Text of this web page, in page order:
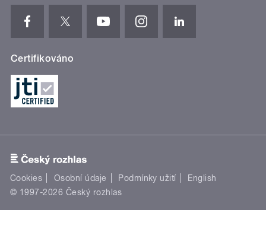
Certifikováno
Cookies Osobní údaje Podmínky užití
English
© 1997-2026 Český rozhlas